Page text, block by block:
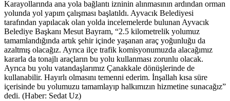
Karayollarında ana yola bağlantı izninin alınmasının ardından orman
yolunda yol yapım çalışması başlatıldı. Ayvacık Belediyesi
tarafından yapılacak olan yolda incelemelerde bulunan Ayvacık
Belediye Başkanı Mesut Bayram, “2.5 kilometrelik yolumuz
tamamlandığında artık şehir içinde yaşanan araç yoğunluğu da
azaltmış olacağız. Ayrıca ilçe trafik komisyonumuzda alacağımız
kararla da tonajlı araçların bu yolu kullanması zorunlu olacak.
Ayrıca bu yolu vatandaşlarımız Çanakkale dönüşlerinde de
kullanabilir. Hayırlı olmasını temenni ederim. İnşallah kısa süre
içerisinde bu yolumuzu tamamlayıp halkımızın hizmetine sunacağız”
dedi. (Haber: Sedat Uz)